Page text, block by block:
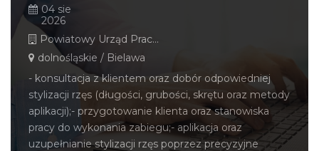
04 sie
2026
Powiatowy Urząd Pracy w Dzierżoniowie
dolnośląskie / Bielawa
- konsultacja z klientem oraz dobór odpowiedniej
stylizacji rzęs (długości, grubości, skrętu oraz metody
aplikacji);- przygotowanie klienta oraz stanowiska
pracy do wykonania zabiegu;- aplikacja oraz
uzupełnianie stylizacji rzęs poprzez precyzyjne